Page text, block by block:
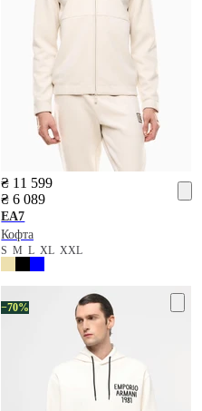
₴ 11 599
₴ 6 089
EA7
Кофта
SMLXLXXL
−70%